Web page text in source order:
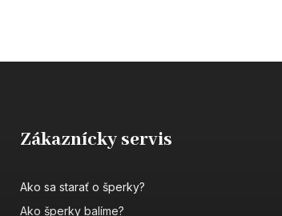
Zákaznícky servis
Ako sa starať o šperky?
Ako šperky balíme?